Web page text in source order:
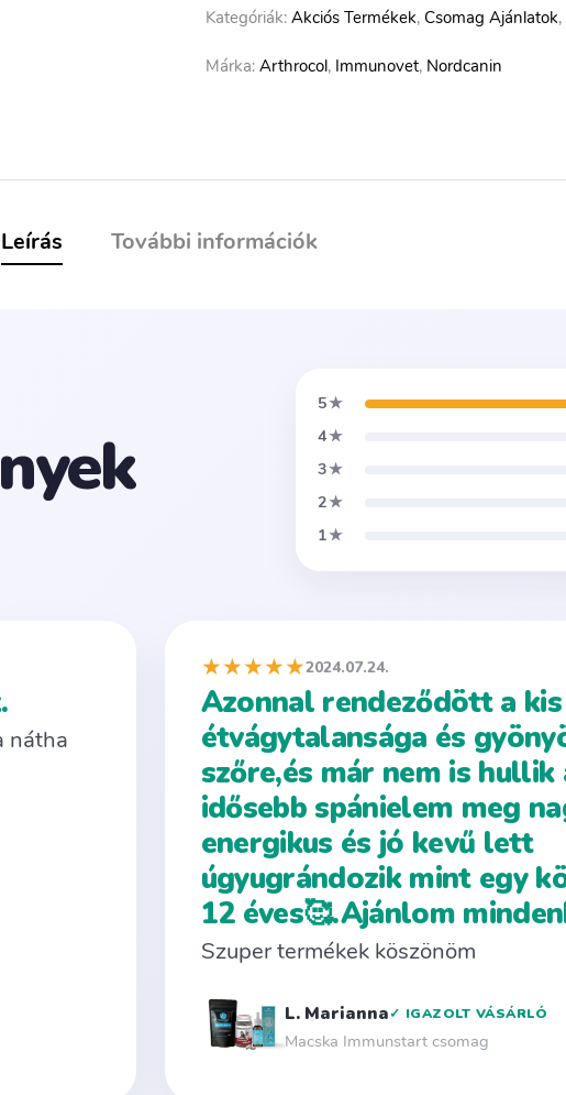
Kategóriák: Akciós Termékek, Csomag Ajánlatok,
Márka: Arthrocol, Immunovet, Nordcanin
Leírás További információk